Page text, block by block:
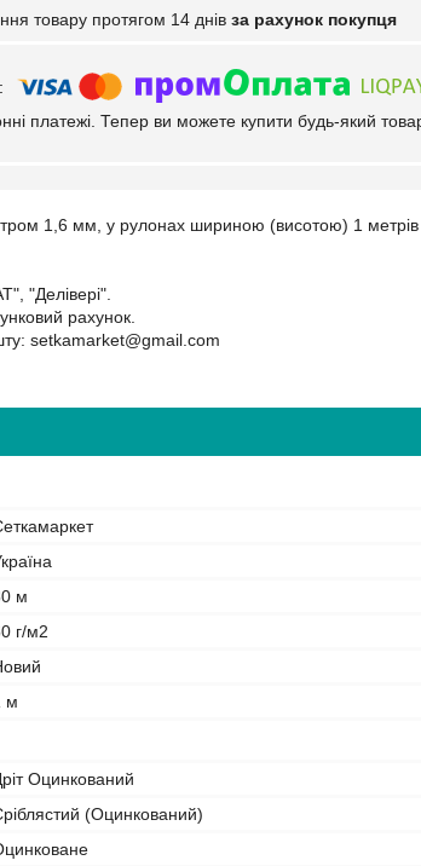
товару протягом 14 днів за рахунок покупця
платежі. Тепер ви можете купити будь-який
1,6 мм, у рулонах шириною (висотою) 1
"Делівері".
рахунок.
setkamarket@gmail.com
м
г/м2
м
Оцинкований
(Оцинкований)